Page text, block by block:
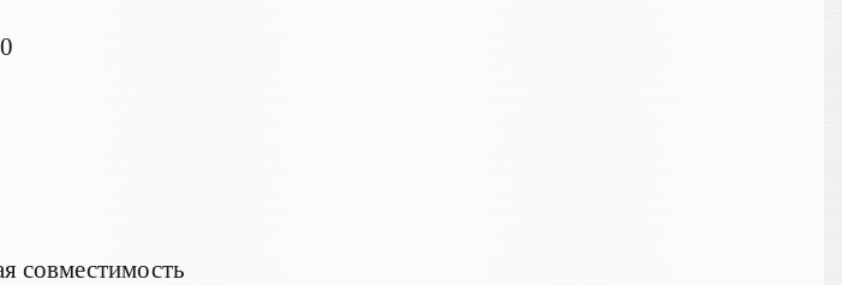
совместимость